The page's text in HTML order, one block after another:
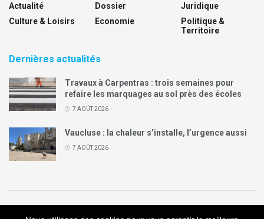
Actualité
Culture & Loisirs
Dossier
Economie
Juridique
Politique &
Territoire
Dernières actualités
Travaux à Carpentras : trois semaines pour
refaire les marquages au sol près des écoles
7 AOÛT 2026
Vaucluse : la chaleur s’installe, l’urgence aussi
7 AOÛT 2026
Politique de confidentialité Mentions légales Contact